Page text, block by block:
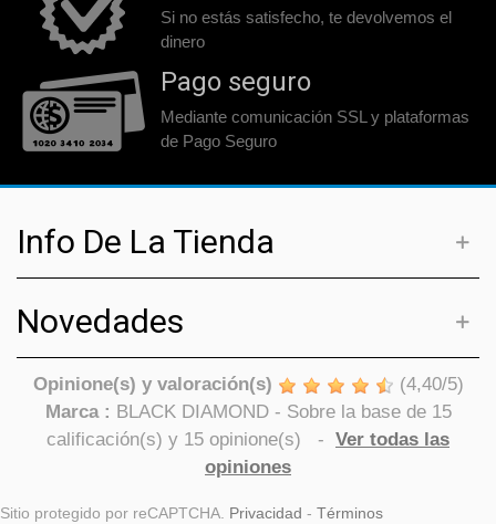
Si no estás satisfecho, te devolvemos el
dinero
Pago seguro
Mediante comunicación SSL y plataformas
de Pago Seguro
Info De La Tienda
Novedades
Opinione(s) y valoración(s) (4,40/5)
Marca : BLACK DIAMOND- Sobre la base de 15
calificación(s) y 15 opinione(s) - Ver todas las
opiniones
Sitio protegido por reCAPTCHA. Privacidad - Términos